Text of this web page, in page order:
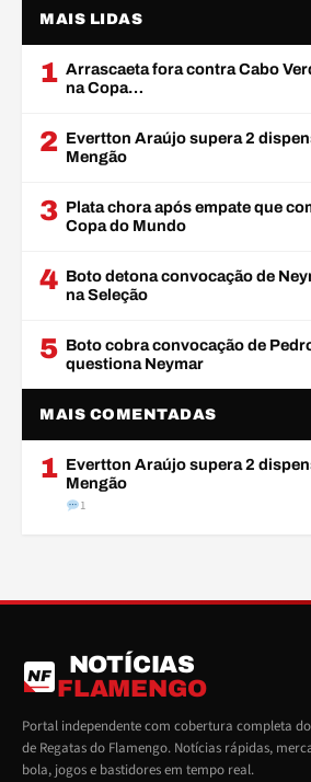
MAIS LIDAS
1 Arrascaeta fora contra Cabo
na Copa…
2 Evertton Araújo supera 2
Mengão
3 Plata chora após empate que
Copa do Mundo
4 Boto detona convocação de
na Seleção
5 Boto cobra convocação de
questiona Neymar
MAIS COMENTADAS
1 Evertton Araújo supera 2
Mengão
1
NF
NOTÍCIAS
FLAMENGO
Portal independente com cobertura completa
de Regatas do Flamengo. Notícias rápidas,
bola, jogos e bastidores em tempo real.